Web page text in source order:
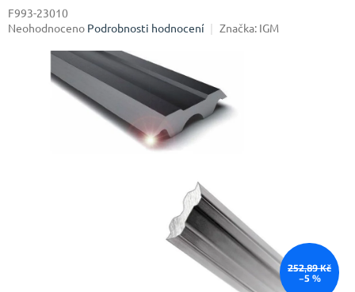
F993-23010
Průměrné
produktu
Neohodnoceno Podrobnosti hodnocení Značka: IGM
252,89 Kč
–5 %